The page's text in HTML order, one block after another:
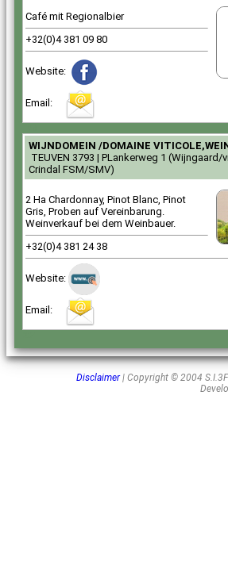
Café mit Regionalbier
+32(0)4 381 09 80
Website:
Email:
WIJNDOMEIN /DOMAINE
TEUVEN 3793 | PLankerweg 1
Crindal FSM/SMV)
2 Ha Chardonnay, Pinot Blanc, Pinot
Gris, Proben auf Vereinbarung.
Weinverkauf bei dem Weinbauer.
+32(0)4 381 24 38
Website:
Email:
Disclaimer| Copyright © 2004 S.I.3F